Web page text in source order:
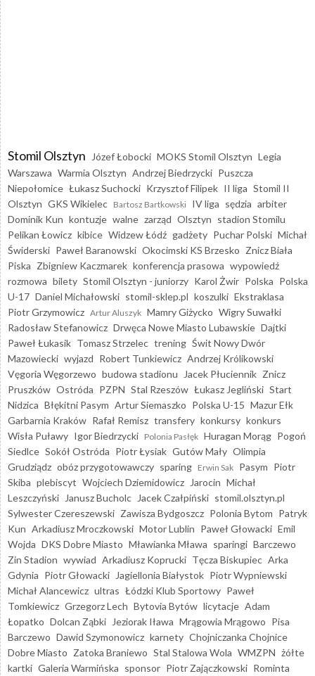
Stomil Olsztyn Józef Łobocki MOKS Stomil Olsztyn Legia
Warszawa Warmia Olsztyn Andrzej Biedrzycki Puszcza
Niepołomice Łukasz Suchocki Krzysztof Filipek II liga Stomil II
Olsztyn GKS Wikielec Bartosz Bartkowski IV liga sędzia arbiter
Dominik Kun kontuzje walne zarząd Olsztyn stadion Stomilu
Pelikan Łowicz kibice Widzew Łódź gadżety Puchar Polski Michał
Świderski Paweł Baranowski Okocimski KS Brzesko Znicz Biała
Piska Zbigniew Kaczmarek konferencja prasowa wypowiedź
rozmowa bilety Stomil Olsztyn - juniorzy Karol Żwir Polska Polska
U-17 Daniel Michałowski stomil-sklep.pl koszulki Ekstraklasa
Piotr Grzymowicz Artur Aluszyk Mamry Giżycko Wigry Suwałki
Radosław Stefanowicz Drwęca Nowe Miasto Lubawskie Dajtki
Paweł Łukasik Tomasz Strzelec trening Świt Nowy Dwór
Mazowiecki wyjazd Robert Tunkiewicz Andrzej Królikowski
Vęgoria Węgorzewo budowa stadionu Jacek Płuciennik Znicz
Pruszków Ostróda PZPN Stal Rzeszów Łukasz Jegliński Start
Nidzica Błękitni Pasym Artur Siemaszko Polska U-15 Mazur Ełk
Garbarnia Kraków Rafał Remisz transfery konkursy konkurs
Wisła Puławy Igor Biedrzycki Polonia Pasłęk Huragan Morąg Pogoń
Siedlce Sokół Ostróda Piotr Łysiak Gutów Mały Olimpia
Grudziądz obóz przygotowawczy sparing Erwin Sak Pasym Piotr
Skiba plebiscyt Wojciech Dziemidowicz Jarocin Michał
Leszczyński
Janusz Bucholc Jacek Czałpiński stomil.olsztyn.pl
Sylwester Czereszewski Zawisza Bydgoszcz Polonia Bytom Patryk
Kun Arkadiusz Mroczkowski Motor Lublin Paweł Głowacki Emil
Wojda DKS Dobre Miasto Mławianka Mława sparingi Barczewo
Zin Stadion wywiad Arkadiusz Koprucki Tęcza Biskupiec Arka
Gdynia Piotr Głowacki Jagiellonia Białystok Piotr Wypniewski
Michał Alancewicz ultras Łódzki Klub Sportowy Paweł
Tomkiewicz Grzegorz Lech Bytovia Bytów licytacje Adam
Łopatko Dolcan Ząbki Jeziorak Iława Mrągowia Mrągowo Pisa
Barczewo Dawid Szymonowicz karnety Chojniczanka Chojnice
Dobre Miasto Zatoka Braniewo Stal Stalowa Wola WMZPN żółte
kartki Galeria Warmińska sponsor Piotr Zajączkowski Rominta